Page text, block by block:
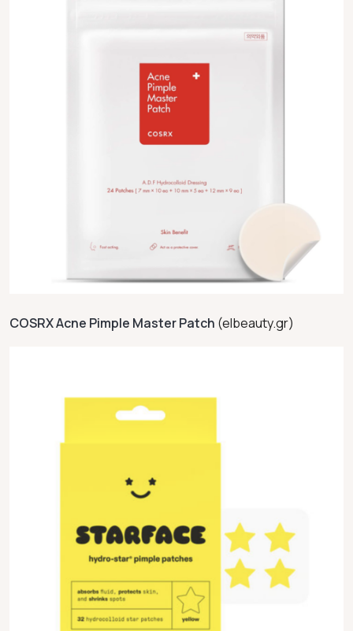
COSRX Acne Pimple Master Patch (elbeauty.gr)